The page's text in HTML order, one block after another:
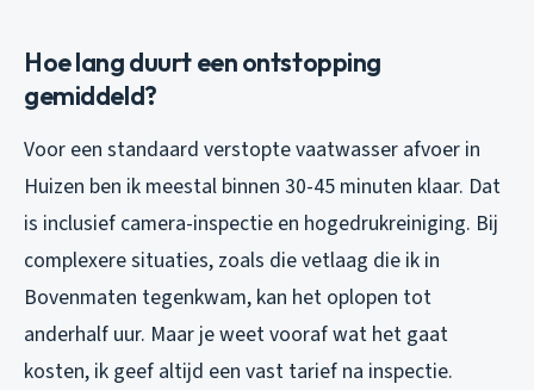
Hoe lang duurt een ontstopping
gemiddeld?
Voor een standaard verstopte vaatwasser afvoer in
Huizen ben ik meestal binnen 30-45 minuten klaar. Dat
is inclusief camera-inspectie en hogedrukreiniging. Bij
complexere situaties, zoals die vetlaag die ik in
Bovenmaten tegenkwam, kan het oplopen tot
anderhalf uur. Maar je weet vooraf wat het gaat
kosten, ik geef altijd een vast tarief na inspectie.